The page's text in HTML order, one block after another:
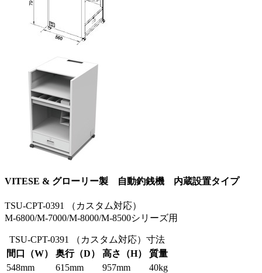
VITESE & グローリー製 自動釣銭機 内蔵設置タイプ
TSU-CPT-0391 （カスタム対応）
M-6800/M-7000/M-8000/M-8500シリーズ用
TSU-CPT-0391 （カスタム対応）寸法
間口（W）
奥行（D） 高さ（H）
質量
548mm
615mm 957mm 40kg